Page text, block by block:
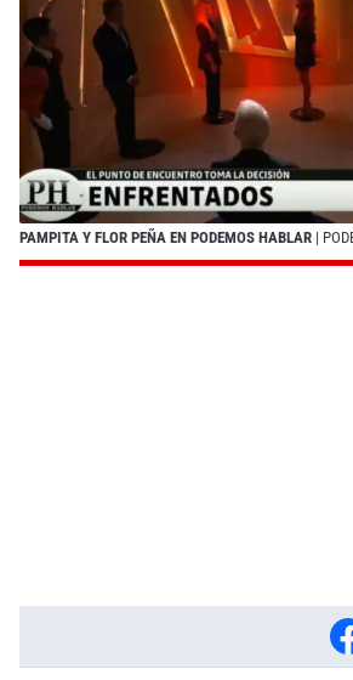
PAMPITA Y FLOR PEÑA EN PODEMOS HABLAR |